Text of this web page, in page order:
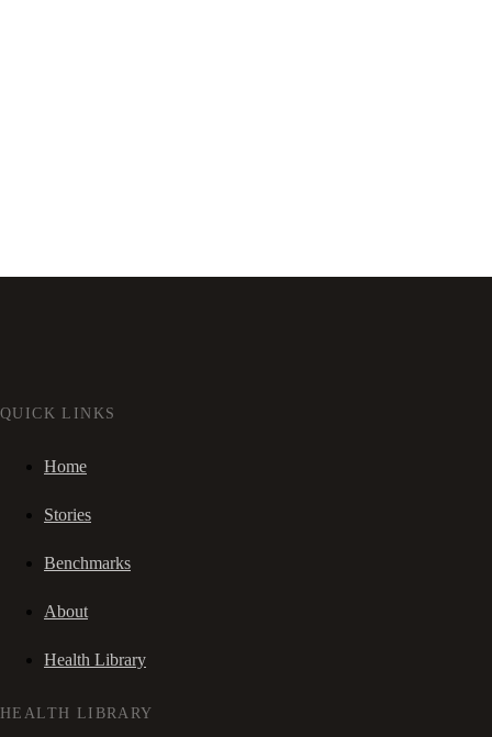
QUICK LINKS
Home
Stories
Benchmarks
About
Health Library
HEALTH LIBRARY